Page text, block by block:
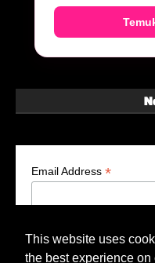
This website uses
the best experience on
Email Address *